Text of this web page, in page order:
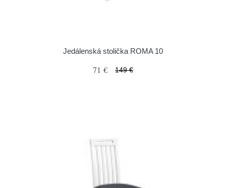
Jedálenská stolička ROMA 10
71 € 149 €